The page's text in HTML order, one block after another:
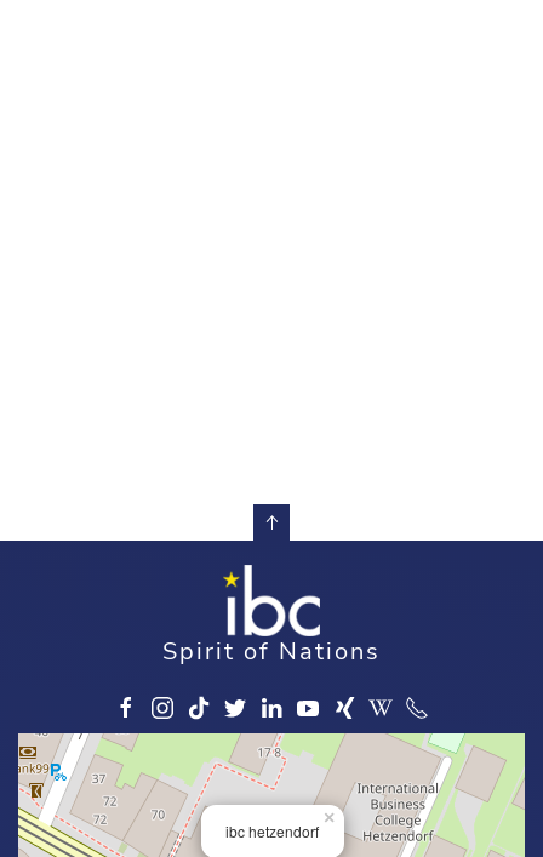
Spirit of Nations
ibc hetzendorf
×